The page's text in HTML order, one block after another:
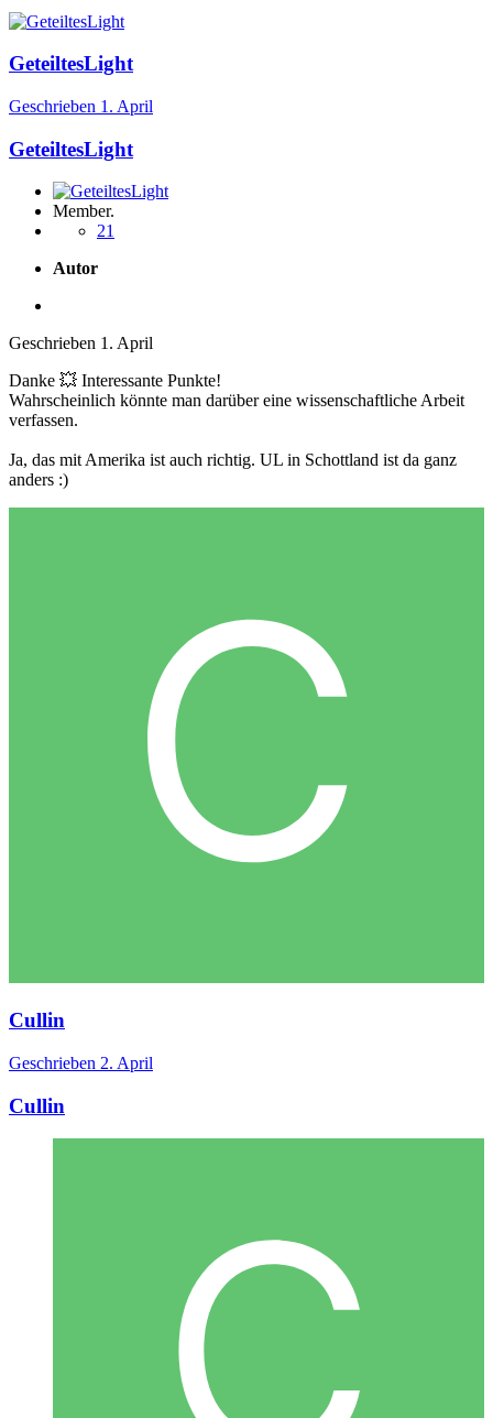
GeteiltesLight
Geschrieben 1. April
GeteiltesLight
Member.
21
Autor
Geschrieben 1. April
Danke 💥 Interessante Punkte!
Wahrscheinlich könnte man darüber eine wissenschaftliche Arbeit
verfassen.
Ja, das mit Amerika ist auch richtig. UL in Schottland ist da ganz
anders :)
Cullin
Geschrieben 2. April
Cullin